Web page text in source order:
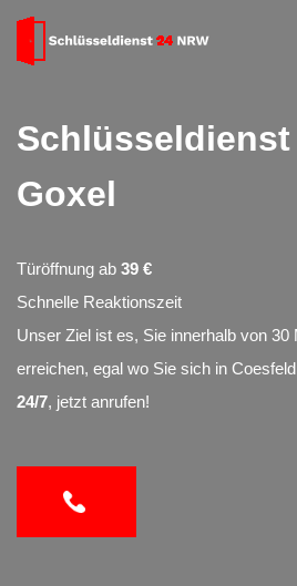
Goxel
Türöffnung ab 39 €
Schnelle Reaktionszeit
Unser Ziel ist es, Sie innerhalb von 30
erreichen, egal wo Sie sich in
24/7, jetzt anrufen!